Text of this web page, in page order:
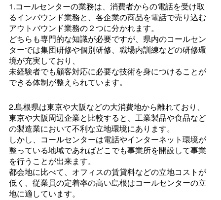
1.コールセンターの業務は、消費者からの電話を受け取
るインバウンド業務と、各企業の商品を電話で売り込む
アウトバウンド業務の２つに分かれます。
どちらも専門的な知識が必要ですが、県内のコールセン
ターでは集団研修や個別研修、職場内訓練などの研修環
境が充実しており、
未経験者でも顧客対応に必要な技術を身につけることが
できる体制が整えられています。
2.島根県は東京や大阪などの大消費地から離れており、
東京や大阪周辺企業と比較すると、工業製品や食品など
の製造業において不利な立地環境にあります。
しかし、コールセンターは電話やインターネット環境が
整っている地域であればどこでも事業所を開設して事業
を行うことが出来ます。
都会地に比べて、オフィスの賃貸料などの立地コストが
低く、従業員の定着率の高い島根はコールセンターの立
地に適しています。